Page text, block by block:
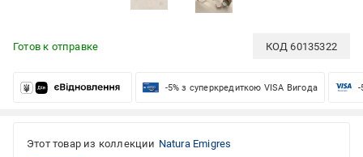
Готов к отправке КОД60135322
-5% з суперкредиткою VISA Вигода -
Этот товар из коллекции Natura Emigres